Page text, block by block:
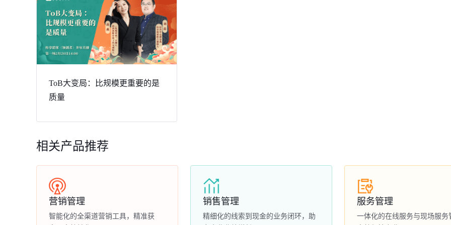
ToB大变局：比规模更重要的是
质量
相关产品推荐
营销管理
智能化的全渠道营销工具，精准获
销售管理
精细化的线索到现金的业务闭环，助
服务管理
一体化的在线服务与现场服务